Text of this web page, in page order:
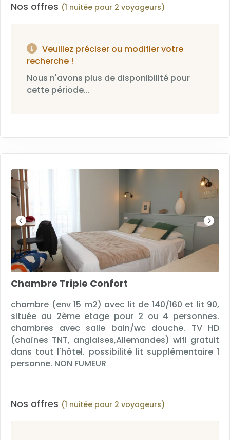
Nos offres (1 nuitée pour 2 voyageurs)
Veuillez préciser ou modifier votre
recherche !
Nous n'avons plus de disponibilité pour
cette période...
Chambre Triple Confort
chambre (env 15 m2) avec lit de 140/160 et lit 90,
située au 2ème etage pour 2 ou 4 personnes.
chambres avec salle bain/wc douche. TV HD
(chaînes TNT, anglaises,Allemandes) wifi gratuit
dans tout l'hôtel. possibilité lit supplémentaire 1
personne. NON FUMEUR
Nos offres (1 nuitée pour 2 voyageurs)